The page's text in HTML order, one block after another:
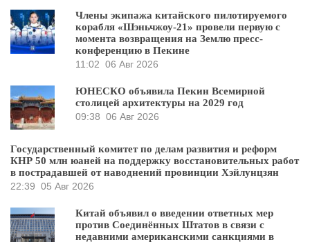
Члены экипажа китайского пилотируемого
корабля «Шэньчжоу-21» провели первую с
момента возвращения на Землю пресс-
конференцию в Пекине
11:02 06 Авг 2026
ЮНЕСКО объявила Пекин Всемирной
столицей архитектуры на 2029 год
09:38 06 Авг 2026
Государственный комитет по делам развития и реформ
КНР 50 млн юаней на поддержку восстановительных работ
в пострадавшей от наводнений провинции Хэйлунцзян
22:39 05 Авг 2026
Китай объявил о введении ответных мер
против Соединённых Штатов в связи с
недавними американскими санкциями в